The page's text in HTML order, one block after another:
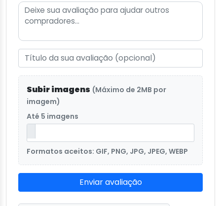
Subir imagens (Máximo de 2MB por
imagem)
Até 5 imagens
Formatos aceitos: GIF, PNG, JPG, JPEG, WEBP
Enviar avaliação